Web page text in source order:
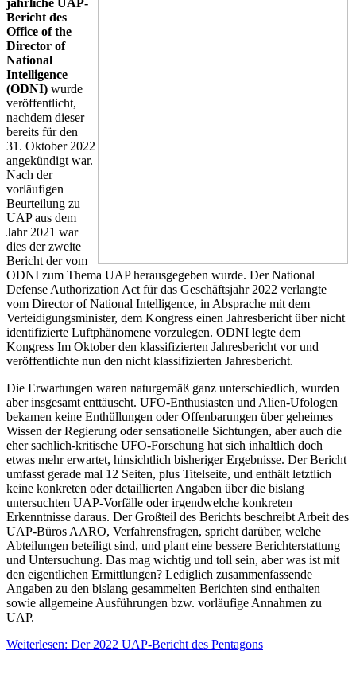
jährliche UAP-
Bericht des
Office of the
Director of
National
Intelligence
(ODNI) wurde
veröffentlicht,
nachdem dieser
bereits für den
31. Oktober 2022
angekündigt war.
Nach der
vorläufigen
Beurteilung zu
UAP aus dem
Jahr 2021 war
dies der zweite
Bericht der vom
ODNI zum Thema UAP herausgegeben wurde. Der National
Defense Authorization Act für das Geschäftsjahr 2022 verlangte
vom Director of National Intelligence, in Absprache mit dem
Verteidigungsminister, dem Kongress einen Jahresbericht über nicht
identifizierte Luftphänomene vorzulegen. ODNI legte dem
Kongress Im Oktober den klassifizierten Jahresbericht vor und
veröffentlichte nun den nicht klassifizierten Jahresbericht.
Die Erwartungen waren naturgemäß ganz unterschiedlich, wurden
aber insgesamt enttäuscht. UFO-Enthusiasten und Alien-Ufologen
bekamen keine Enthüllungen oder Offenbarungen über geheimes
Wissen der Regierung oder sensationelle Sichtungen, aber auch die
eher sachlich-kritische UFO-Forschung hat sich inhaltlich doch
etwas mehr erwartet, hinsichtlich bisheriger Ergebnisse. Der Bericht
umfasst gerade mal 12 Seiten, plus Titelseite, und enthält letztlich
keine konkreten oder detaillierten Angaben über die bislang
untersuchten UAP-Vorfälle oder irgendwelche konkreten
Erkenntnisse daraus. Der Großteil des Berichts beschreibt Arbeit des
UAP-Büros AARO, Verfahrensfragen, spricht darüber, welche
Abteilungen beteiligt sind, und plant eine bessere Berichterstattung
und Untersuchung. Das mag wichtig und toll sein, aber was ist mit
den eigentlichen Ermittlungen? Lediglich zusammenfassende
Angaben zu den bislang gesammelten Berichten sind enthalten
sowie allgemeine Ausführungen bzw. vorläufige Annahmen zu
UAP.
Weiterlesen: Der 2022 UAP-Bericht des Pentagons